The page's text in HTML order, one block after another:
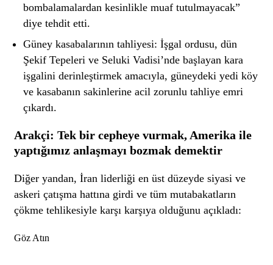
bombalamalardan kesinlikle muaf tutulmayacak”
diye tehdit etti.
Güney kasabalarının tahliyesi: İşgal ordusu, dün
Şekif Tepeleri ve Seluki Vadisi’nde başlayan kara
işgalini derinleştirmek amacıyla, güneydeki yedi köy
ve kasabanın sakinlerine acil zorunlu tahliye emri
çıkardı.
Arakçi: Tek bir cepheye vurmak, Amerika ile
yaptığımız anlaşmayı bozmak demektir
Diğer yandan, İran liderliği en üst düzeyde siyasi ve
askeri çatışma hattına girdi ve tüm mutabakatların
çökme tehlikesiyle karşı karşıya olduğunu açıkladı:
Göz Atın